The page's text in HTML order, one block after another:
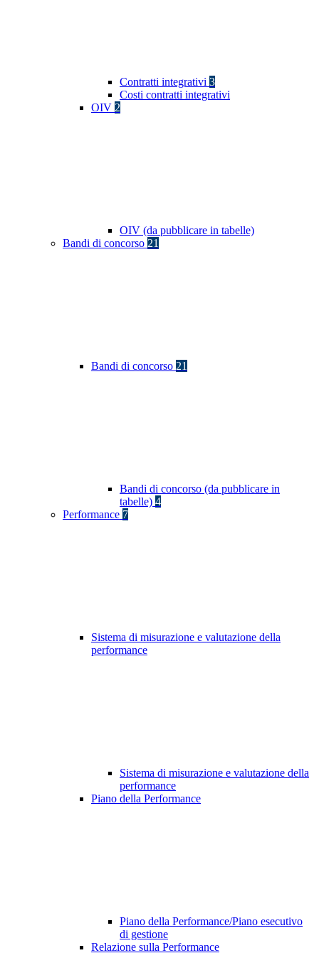
Contratti integrativi 3
Costi contratti integrativi
OIV 2
OIV (da pubblicare in tabelle)
Bandi di concorso 21
Bandi di concorso 21
Bandi di concorso (da pubblicare in
tabelle) 4
Performance 7
Sistema di misurazione e valutazione della
performance
Sistema di misurazione e valutazione della
performance
Piano della Performance
Piano della Performance/Piano esecutivo
di gestione
Relazione sulla Performance